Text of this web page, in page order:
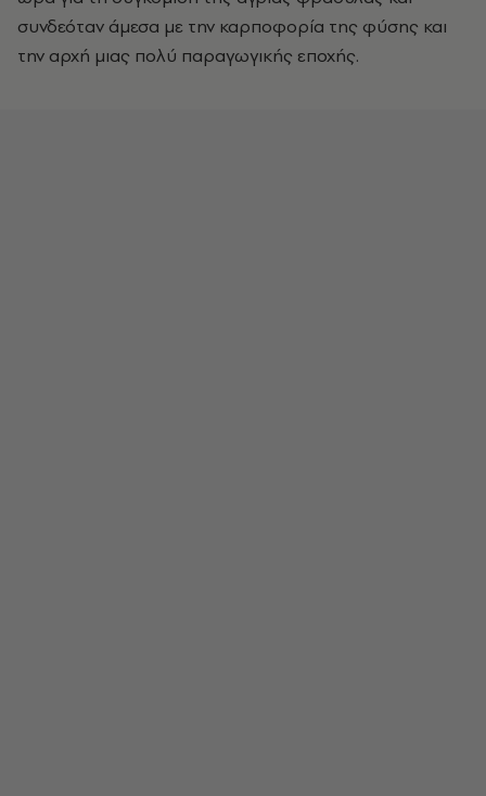
συνδεόταν άμεσα με την καρποφορία της φύσης και
την αρχή μιας πολύ παραγωγικής εποχής.